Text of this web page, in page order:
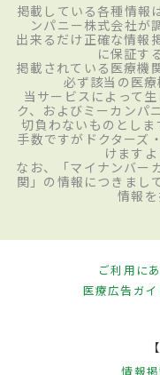
掲載している各種情報
ンパニー株式会社が
出来るだけ正確な情報
に保証す
掲載されている医療機
必ず該当の医療
当サービスによって
ク、およびミーカンパ
切負わないものとし
手数ですがドクターズ
けます
なお、「マイナンバー
関」の情報につきまし
情報を
ご利用に
医療広告ガ
情報